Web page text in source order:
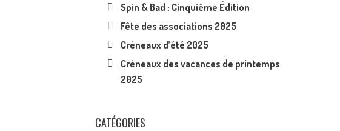
Spin & Bad : Cinquième Édition
Fête des associations 2025
Créneaux d’été 2025
Créneaux des vacances de printemps
2025
CATÉGORIES